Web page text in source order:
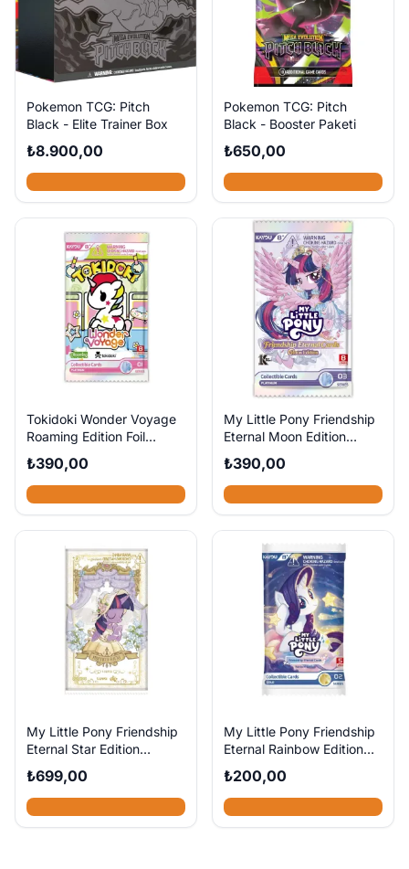
Pokemon TCG: Pitch
Black - Elite Trainer Box
₺8.900,00
Pokemon TCG: Pitch
Black - Booster Paketi
₺650,00
Tokidoki Wonder Voyage
Roaming Edition Foil
₺390,00
My Little Pony Friendship
Eternal Moon Edition
₺390,00
My Little Pony Friendship
Eternal Star Edition
₺699,00
My Little Pony Friendship
Eternal Rainbow Edition
₺200,00